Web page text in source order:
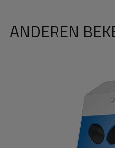
ANDEREN